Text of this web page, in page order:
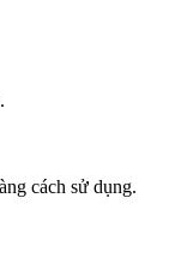
cách sử dụng.